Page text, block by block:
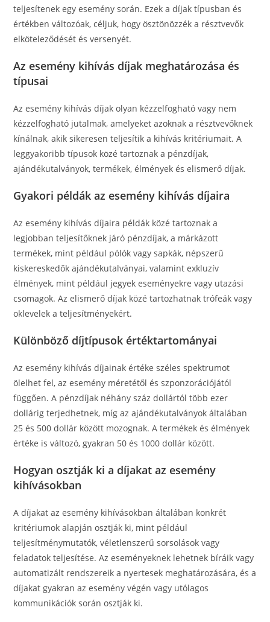
teljesítenek egy esemény során. Ezek a díjak típusban és
értékben változóak, céljuk, hogy ösztönözzék a résztvevők
elköteleződését és versenyét.
Az esemény kihívás díjak meghatározása és
típusai
Az esemény kihívás díjak olyan kézzelfogható vagy nem
kézzelfogható jutalmak, amelyeket azoknak a résztvevőknek
kínálnak, akik sikeresen teljesítik a kihívás kritériumait. A
leggyakoribb típusok közé tartoznak a pénzdíjak,
ajándékutalványok, termékek, élmények és elismerő díjak.
Gyakori példák az esemény kihívás díjaira
Az esemény kihívás díjaira példák közé tartoznak a
legjobban teljesítőknek járó pénzdíjak, a márkázott
termékek, mint például pólók vagy sapkák, népszerű
kiskereskedők ajándékutalványai, valamint exkluzív
élmények, mint például jegyek eseményekre vagy utazási
csomagok. Az elismerő díjak közé tartozhatnak trófeák vagy
oklevelek a teljesítményekért.
Különböző díjtípusok értéktartományai
Az esemény kihívás díjainak értéke széles spektrumot
ölelhet fel, az esemény méretétől és szponzorációjától
függően. A pénzdíjak néhány száz dollártól több ezer
dollárig terjedhetnek, míg az ajándékutalványok általában
25 és 500 dollár között mozognak. A termékek és élmények
értéke is változó, gyakran 50 és 1000 dollár között.
Hogyan osztják ki a díjakat az esemény
kihívásokban
A díjakat az esemény kihívásokban általában konkrét
kritériumok alapján osztják ki, mint például
teljesítménymutatók, véletlenszerű sorsolások vagy
feladatok teljesítése. Az eseményeknek lehetnek bíráik vagy
automatizált rendszereik a nyertesek meghatározására, és a
díjakat gyakran az esemény végén vagy utólagos
kommunikációk során osztják ki.